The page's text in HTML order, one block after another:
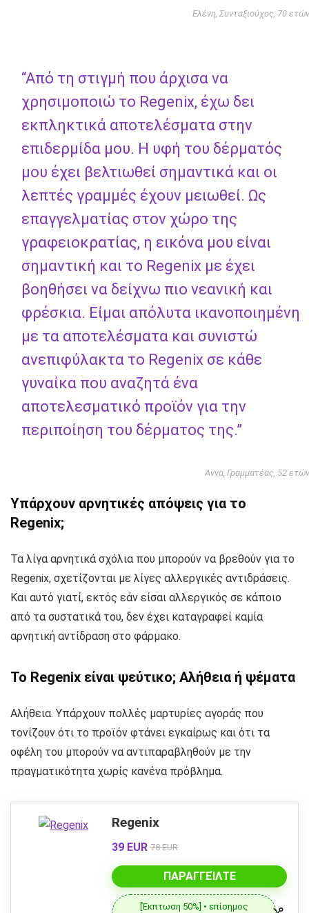
Ελένη, Συνταξιούχος, 70 ετών
“Από τη στιγμή που άρχισα να
χρησιμοποιώ το Regenix, έχω δει
εκπληκτικά αποτελέσματα στην
επιδερμίδα μου. Η υφή του δέρματός
μου έχει βελτιωθεί σημαντικά και οι
λεπτές γραμμές έχουν μειωθεί. Ως
επαγγελματίας στον χώρο της
γραφειοκρατίας, η εικόνα μου είναι
σημαντική και το Regenix με έχει
βοηθήσει να δείχνω πιο νεανική και
φρέσκια. Είμαι απόλυτα ικανοποιημένη
με τα αποτελέσματα και συνιστώ
ανεπιφύλακτα το Regenix σε κάθε
γυναίκα που αναζητά ένα
αποτελεσματικό προϊόν για την
περιποίηση του δέρματος της.”
Αννα, Γραμματέας, 52 ετών
Υπάρχουν αρνητικές απόψεις για το
Regenix;
Τα λίγα αρνητικά σχόλια που μπορούν να βρεθούν για το
Regenix, σχετίζονται με λίγες αλλεργικές αντιδράσεις.
Και αυτό γιατί, εκτός εάν είσαι αλλεργικός σε κάποιο
από τα συστατικά του, δεν έχει καταγραφεί καμία
αρνητική αντίδραση στο φάρμακο.
Το Regenix είναι ψεύτικο; Αλήθεια ή ψέματα
Αλήθεια. Υπάρχουν πολλές μαρτυρίες αγοράς που
τονίζουν ότι το προϊόν φτάνει εγκαίρως και ότι τα
οφέλη του μπορούν να αντιπαραβληθούν με την
πραγματικότητα χωρίς κανένα πρόβλημα.
Regenix
39 EUR 78 EUR
ΠΑΡΑΓΓΕΊΛΤΕ
[Έκπτωση 50%] • επίσημος